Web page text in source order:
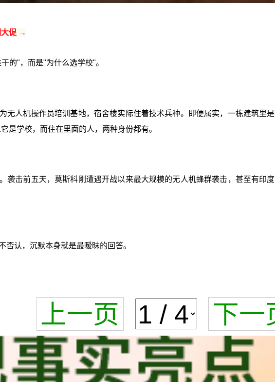
大促 →
的"，而是"为什么选学校"。
无人机操作员培训基地，宿舍楼实际住着技术兵种。即便属实，一栋建筑里
学校，而住在里面的人，两种身份都有。
袭击前五天，莫斯科刚遭遇开战以来最大规模的无人机蜂群袭击，甚至有印
否认，沉默本身就是最暧昧的回答。
上一页 下一